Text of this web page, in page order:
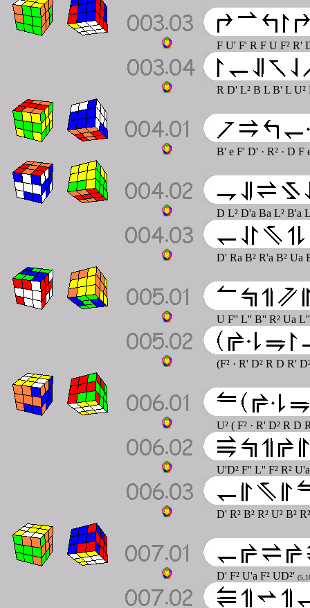
F U' F' R F U F² R'
R D' L² B L B' L
B' e F' D' · R² · D F
D L² D'a Ba L² B'a
D' Ra B² R'a B² Ua
U F'' L'' B'' R² Ua
(F² · R' D² R D R'
U² ( F² · R' D² R D
U'D² F'' L'' F² R²
D' R² B² R² U² B²
D' F² U'a F² UD²'